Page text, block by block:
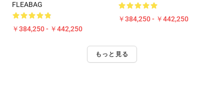
FLEABAG
￥384,250 - ￥442,250
￥384,250 - ￥442,250
もっと見る